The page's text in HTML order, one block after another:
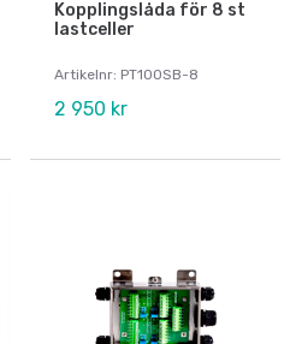
Kopplingslåda för 8 st
lastceller
Artikelnr: PT100SB-8
2 950 kr